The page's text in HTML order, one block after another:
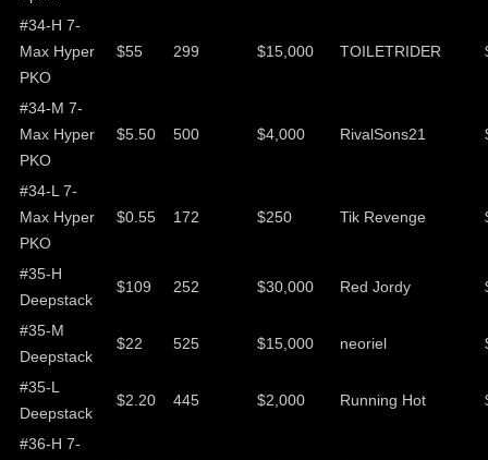
#34-H 7-
Max Hyper
PKO
$55 299 $15,000 TOILETRIDER
#34-M 7-
Max Hyper
PKO
$5.50 500 $4,000 RivalSons21
#34-L 7-
Max Hyper
PKO
$0.55 172 $250 Tik Revenge
#35-H
Deepstack
$109 252 $30,000 Red Jordy
#35-M
Deepstack
$22 525 $15,000 neoriel
#35-L
Deepstack
$2.20 445 $2,000 Running Hot
#36-H 7-